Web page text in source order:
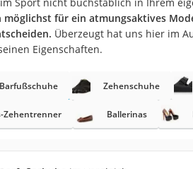
Regenschirm
Motorradbrillen
möglichst für ein atmungsaktives
Überzeugt hat uns hier im
Eigenschaften.
Barfußschuhe Zehenschuhe
Zehentrenner Ballerinas